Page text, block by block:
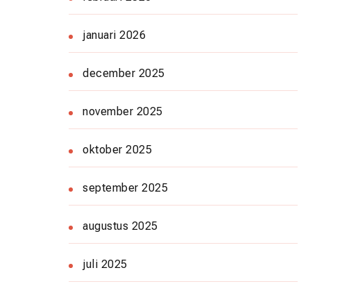
januari 2026
december 2025
november 2025
oktober 2025
september 2025
augustus 2025
juli 2025